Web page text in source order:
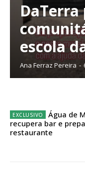
Faça-se assinante do
Sendo assinante terá
escola
Ana Ferraz Pereira -
Água de
recupera bar e
restaurante